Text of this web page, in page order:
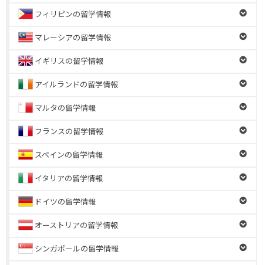
フィリピンの留学情報
マレーシアの留学情報
イギリスの留学情報
アイルランドの留学情報
マルタの留学情報
フランスの留学情報
スペインの留学情報
イタリアの留学情報
ドイツの留学情報
オーストリアの留学情報
シンガポールの留学情報